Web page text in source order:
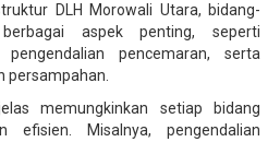
DLH Morowali Utara, bidang-
aspek penting, seperti
pengendalian pencemaran, serta
persampahan.
memungkinkan setiap bidang
Misalnya, pengendalian